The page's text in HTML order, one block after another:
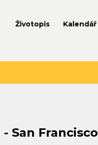
Životopis Kalendář
- San Francisco